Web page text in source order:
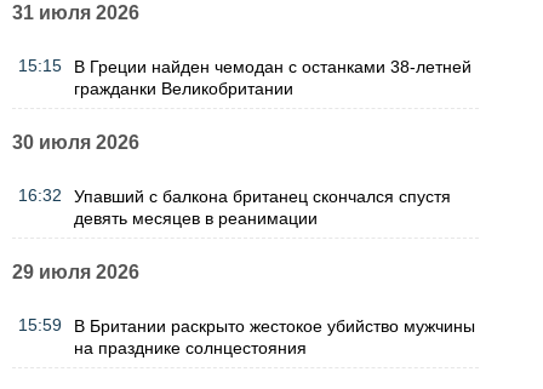
31 июля 2026
15:15
В Греции найден чемодан с останками 38-летней
гражданки Великобритании
30 июля 2026
16:32
Упавший с балкона британец скончался спустя
девять месяцев в реанимации
29 июля 2026
15:59
В Британии раскрыто жестокое убийство мужчины
на празднике солнцестояния